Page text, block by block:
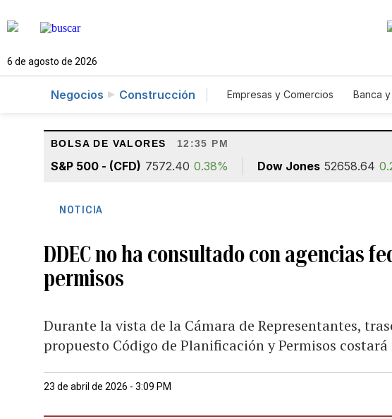
6 de agosto de 2026
Negocios Construcción Empresas y Comercios Banca
BOLSA DE VALORES 12:35 PM
S&P 500 - (CFD) 7572.40 0.38% Dow Jones 52658.64
NOTICIA
DDEC no ha consultado con agencias
permisos
Durante la vista de la Cámara de Representantes,
propuesto Código de Planificación y Permisos
23 de abril de 2026 - 3:09 PM